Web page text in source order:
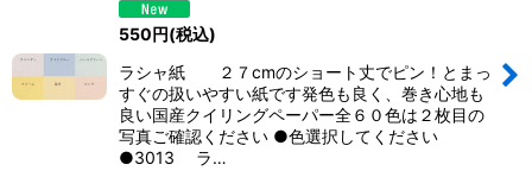
550円(税込)
ラシャ紙 ２７cmのショート丈でピン！とまっ
すぐの扱いやすい紙です発色も良く、巻き心地も
良い国産クイリングペーパー全６０色は２枚目の
写真ご確認ください ●色選択してください
●3013 ラ…